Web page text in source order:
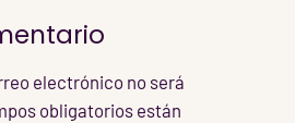
electrónico no será
obligatorios están